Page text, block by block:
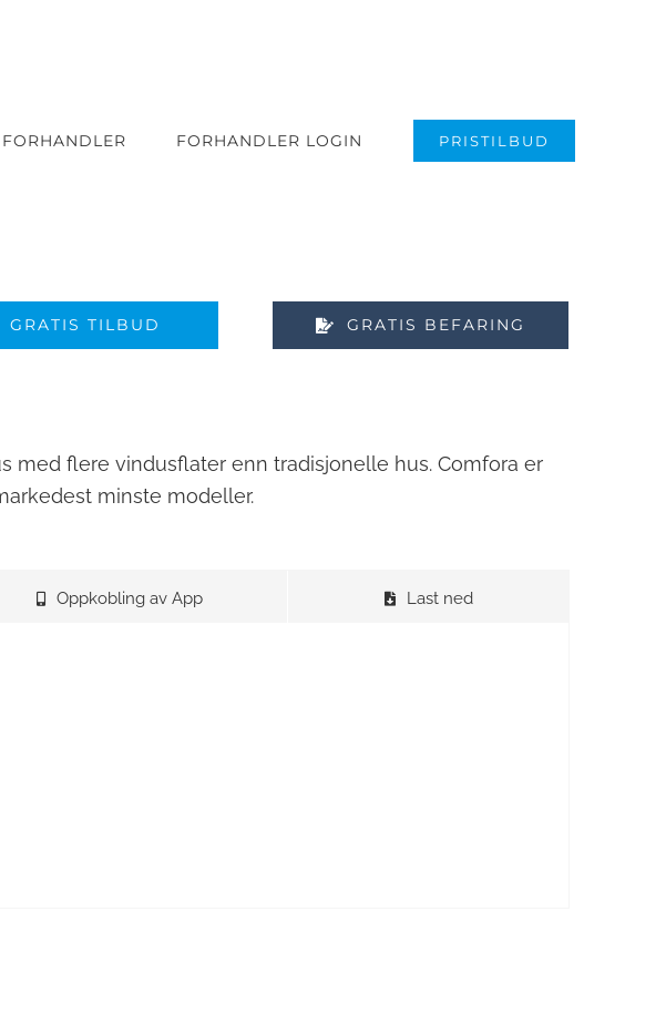
FORHANDLER LOGIN PRISTILBUD
GRATIS TILBUD GRATIS BEFARING
med flere vindusflater enn tradisjonelle hus. Comfora er
minste modeller.
Oppkobling av App Last ned